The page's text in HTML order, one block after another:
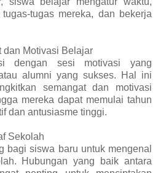
tugas mereka, dan bekerja
dan Motivasi Belajar
dengan sesi motivasi yang
alumni yang sukses. Hal ini
semangat dan motivasi
mereka dapat memulai tahun
dan antusiasme tinggi.
Sekolah
bagi siswa baru untuk mengenal
Hubungan yang baik antara